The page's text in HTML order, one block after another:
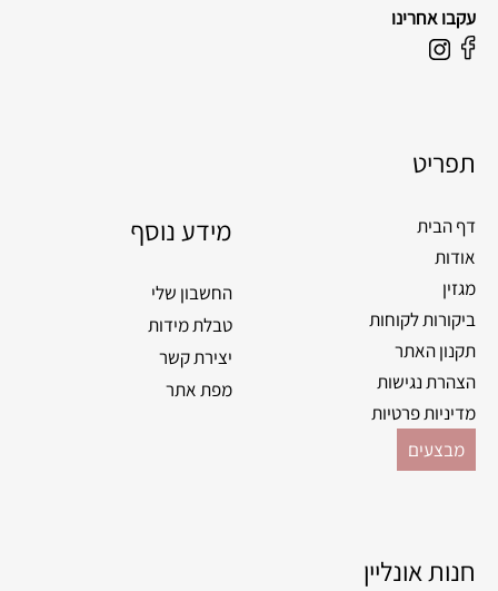
עקבו אחרינו
F
b
o
k
I
a
r
a
m
תפריט
דף הבית
אודות
מגזין
ביקורות לקוחות
תקנון האתר
הצהרת נגישות
מדיניות פרטיות
מבצעים
מידע נוסף
החשבון שלי
טבלת מידות
יצירת קשר
מפת אתר
חנות אונליין